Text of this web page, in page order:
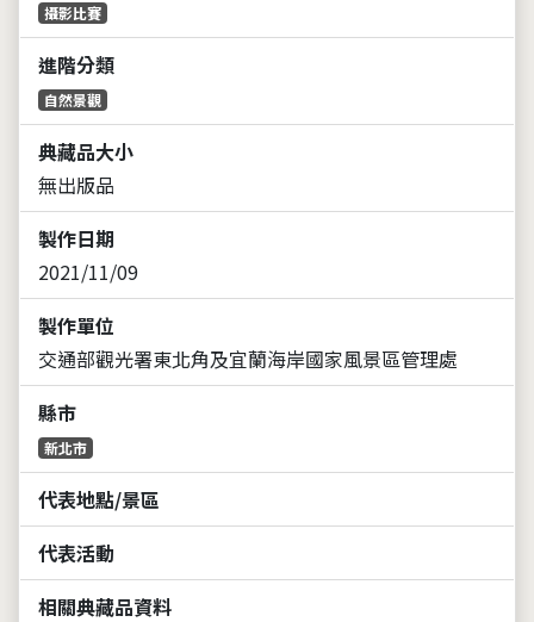
攝影比賽
進階分類
自然景觀
典藏品大小
無出版品
製作日期
2021/11/09
製作單位
交通部觀光署東北角及宜蘭海岸國家風景區管理處
縣市
新北市
代表地點/景區
代表活動
相關典藏品資料